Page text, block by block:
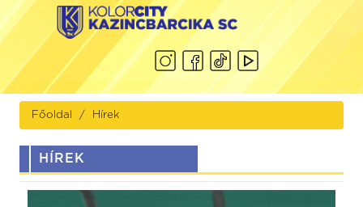
Főoldal Hírek
HÍREK